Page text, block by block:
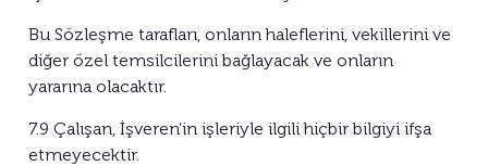
Bu Sözleşme tarafları, onların haleflerini, vekillerini ve
diğer özel temsilcilerini bağlayacak ve onların
yararına olacaktır.
7.9 Çalışan, İşveren’in işleriyle ilgili hiçbir bilgiyi ifşa
etmeyecektir.